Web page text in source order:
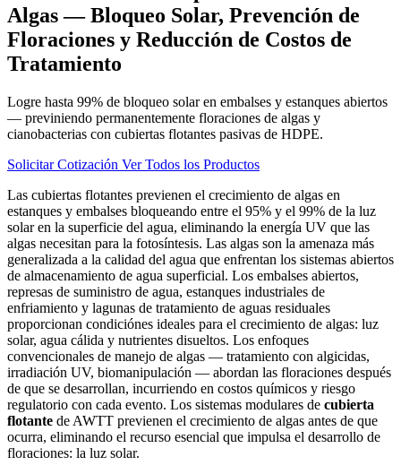
Algas — Bloqueo Solar, Prevención de
Floraciones y Reducción de Costos de
Tratamiento
Logre hasta 99% de bloqueo solar en embalses y estanques abiertos
— previniendo permanentemente floraciones de algas y
cianobacterias con cubiertas flotantes pasivas de HDPE.
Solicitar Cotización Ver Todos los Productos
Las cubiertas flotantes previenen el crecimiento de algas en
estanques y embalses bloqueando entre el 95% y el 99% de la luz
solar en la superficie del agua, eliminando la energía UV que las
algas necesitan para la fotosíntesis. Las algas son la amenaza más
generalizada a la calidad del agua que enfrentan los sistemas abiertos
de almacenamiento de agua superficial. Los embalses abiertos,
represas de suministro de agua, estanques industriales de
enfriamiento y lagunas de tratamiento de aguas residuales
proporcionan condiciónes ideales para el crecimiento de algas: luz
solar, agua cálida y nutrientes disueltos. Los enfoques
convencionales de manejo de algas — tratamiento con algicidas,
irradiación UV, biomanipulación — abordan las floraciones después
de que se desarrollan, incurriendo en costos químicos y riesgo
regulatorio con cada evento. Los sistemas modulares de cubierta
flotante de AWTT previenen el crecimiento de algas antes de que
ocurra, eliminando el recurso esencial que impulsa el desarrollo de
floraciones: la luz solar.